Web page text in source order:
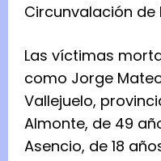
Circunvalación de
Las víctimas
como Jorge
Vallejuelo,
Almonte, de 49
Asencio, de 18